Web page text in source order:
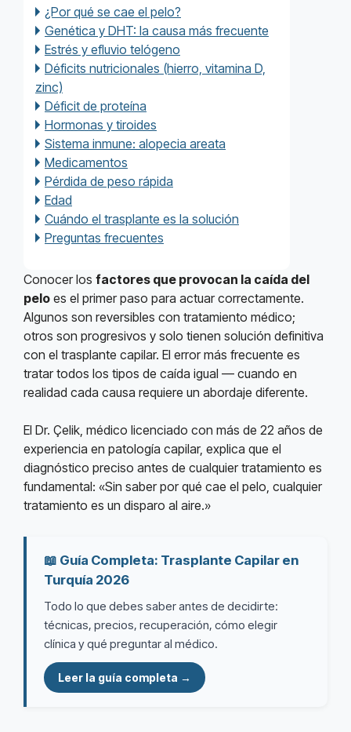
¿Por qué se cae el pelo?
Genética y DHT: la causa más frecuente
Estrés y efluvio telógeno
Déficits nutricionales (hierro, vitamina D,
zinc)
Déficit de proteína
Hormonas y tiroides
Sistema inmune: alopecia areata
Medicamentos
Pérdida de peso rápida
Edad
Cuándo el trasplante es la solución
Preguntas frecuentes
Conocer los factores que provocan la caída del
pelo es el primer paso para actuar correctamente.
Algunos son reversibles con tratamiento médico;
otros son progresivos y solo tienen solución definitiva
con el trasplante capilar. El error más frecuente es
tratar todos los tipos de caída igual — cuando en
realidad cada causa requiere un abordaje diferente.
El Dr. Çelik, médico licenciado con más de 22 años de
experiencia en patología capilar, explica que el
diagnóstico preciso antes de cualquier tratamiento es
fundamental: «Sin saber por qué cae el pelo, cualquier
tratamiento es un disparo al aire.»
📖 Guía Completa: Trasplante Capilar en
Turquía 2026
Todo lo que debes saber antes de decidirte:
técnicas, precios, recuperación, cómo elegir
clínica y qué preguntar al médico.
Leer la guía completa →